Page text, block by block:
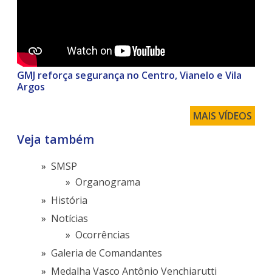
GMJ reforça segurança no Centro, Vianelo e Vila
Argos
MAIS VÍDEOS
Veja também
SMSP
Organograma
História
Notícias
Ocorrências
Galeria de Comandantes
Medalha Vasco Antônio Venchiarutti